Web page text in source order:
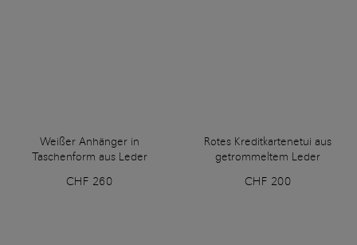
Weißer Anhänger in
Taschenform aus Leder
CHF 260
Rotes Kreditkartenetui aus
getrommeltem Leder
CHF 200